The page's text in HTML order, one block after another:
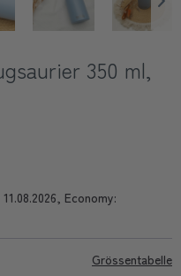
350 ml,
Economy:
Grössentabelle